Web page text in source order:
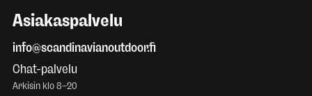
Asiakaspalvelu
info@scandinavianoutdoor.fi
Chat-palvelu
Arkisin klo 8–20